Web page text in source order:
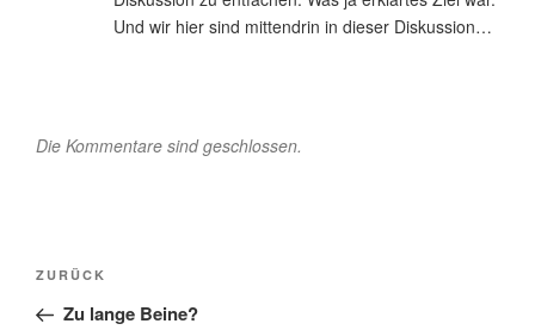
Und wir hier sind mittendrin in dieser Diskussion…
Die Kommentare sind geschlossen.
Beitragsnavigation
Vorheriger
Beitrag
ZURÜCK
Zu lange Beine?